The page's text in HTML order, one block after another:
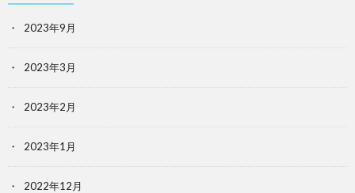
2023年9月
2023年3月
2023年2月
2023年1月
2022年12月